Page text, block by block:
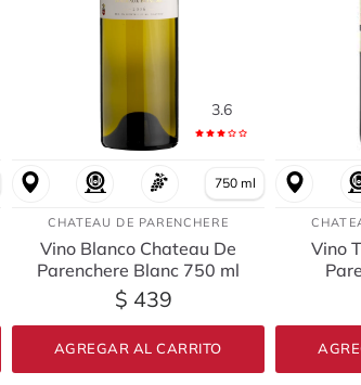
3.6
750 ml
CHATEAU DE PARENCHERE
Vino Blanco Chateau De
Parenchere Blanc 750 ml
$ 439
AGREGAR AL CARRITO
Vino